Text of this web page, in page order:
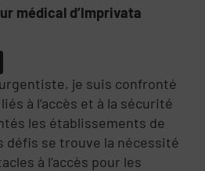
médical d’Imprivata
je suis confronté
à l’accès et à la sécurité
les établissements de
défis se trouve la nécessité
à l’accès pour les